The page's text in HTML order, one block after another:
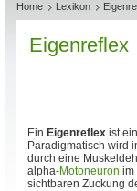
Home Lexikon
Eigenreflex
Ein Eigenreflex ist ein
Paradigmatisch wird
durch eine
alpha-Motoneuron im
sichtbaren Zuckung